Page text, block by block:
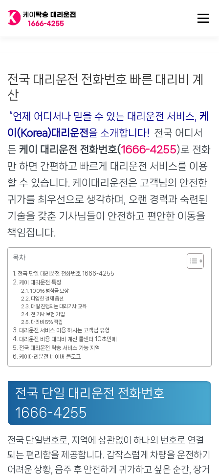
메뉴
탁송/대리기사 구인
전국 대리운전 전화번호 빠른 대리비 계
산
“언제 어디서나 믿을 수 있는 대리운전 서비스, 케
이(Korea)대리운전을 소개합니다! 전국 어디서
든 케이 대리운전 전화번호(1666-4255)로 전화
만 하면 간편하고 빠르게 대리운전 서비스를 이용
할 수 있습니다. 케이대리운전은 고객님의 안전한
귀가를 최우선으로 생각하며, 오랜 경력과 숙련된
기술을 갖춘 기사님들이 안전하고 편안한 이동을
책임집니다.
목차
전국 단일 대리운전 전화번호 1666-4255
케이 대리운전 특징
100% 범칙금 보상
다양한 결제 옵션
매일 진행되는 대리기사 교육
전 기사 보험 가입
대리비 5% 적립
대리운전 서비스 이용 하시는 고객님 유형
대리운전 비용 대리비 계산 콜센터 10초만에
전국 대리운전 탁송 서비스 가능 지역
케이대리운전 네이버 블로그
전국 단일 대리운전 전화번호
1666-4255
전국 단일번호로, 지역에 상관없이 하나의 번호로 연결
되는 편리함을 제공합니다. 갑작스럽게 차량을 운전하기
어려운 상황, 음주 후 안전하게 귀가하고 싶은 순간, 장거